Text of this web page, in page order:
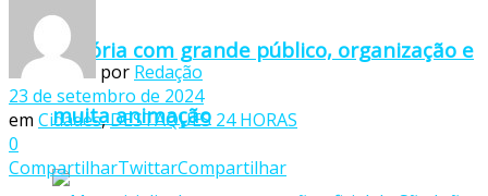
história com grande público, organização e
muita animação
por Redação
23 de setembro de 2024
em Cidades,DESTAQUES 24 HORAS
0
CompartilharTwittarCompartilhar